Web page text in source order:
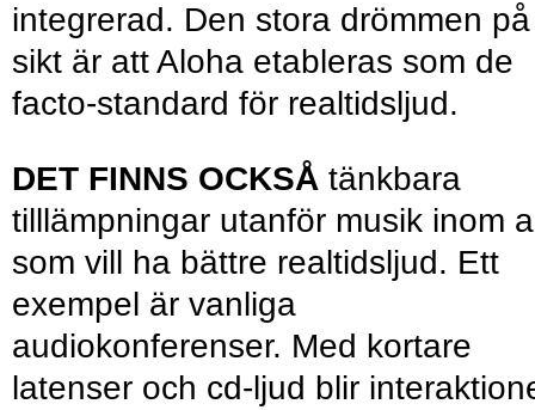
integrerad. Den stora drömmen på
sikt är att Aloha etableras som de
facto-standard för realtidsljud.
DET FINNS OCKSÅ tänkbara
tilllämpningar utanför musik inom
som vill ha bättre realtidsljud. Ett
exempel är vanliga
audiokonferenser. Med kortare
latenser och cd-ljud blir